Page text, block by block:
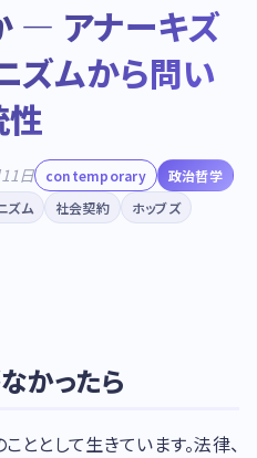
— アナーキズ
ズムから問い
日 contemporary
政治哲学
ズム 社会契約
ホッブズ
かったら
として生きています。法律、